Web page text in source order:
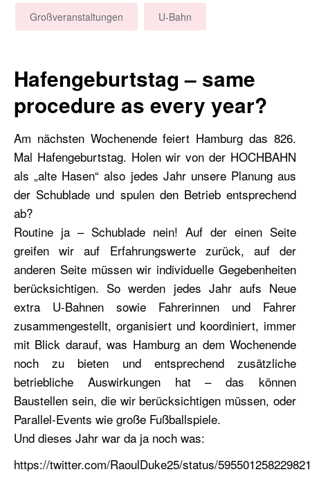
Großveranstaltungen U-Bahn
Hafengeburtstag – same
procedure as every year?
Am nächsten Wochenende feiert Hamburg das 826.
Mal Hafengeburtstag. Holen wir von der HOCHBAHN
als „alte Hasen“ also jedes Jahr unsere Planung aus
der Schublade und spulen den Betrieb entsprechend
ab?
Routine ja – Schublade nein! Auf der einen Seite
greifen wir auf Erfahrungswerte zurück, auf der
anderen Seite müssen wir individuelle Gegebenheiten
berücksichtigen. So werden jedes Jahr aufs Neue
extra U-Bahnen sowie Fahrerinnen und Fahrer
zusammengestellt, organisiert und koordiniert, immer
mit Blick darauf, was Hamburg an dem Wochenende
noch zu bieten und entsprechend zusätzliche
betriebliche Auswirkungen hat – das können
Baustellen sein, die wir berücksichtigen müssen, oder
Parallel-Events wie große Fußballspiele.
Und dieses Jahr war da ja noch was:
https://twitter.com/RaoulDuke25/status/